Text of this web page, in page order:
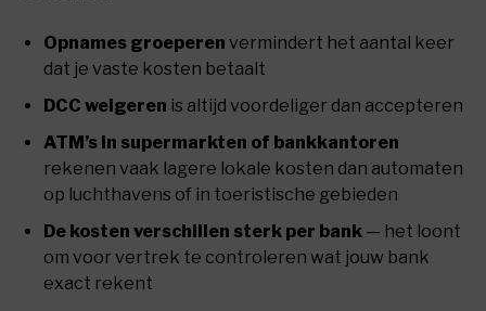
Opnames groeperen vermindert het aantal keer
dat je vaste kosten betaalt
DCC weigeren is altijd voordeliger dan accepteren
ATM’s in supermarkten of bankkantoren
rekenen vaak lagere lokale kosten dan automaten
op luchthavens of in toeristische gebieden
De kosten verschillen sterk per bank — het loont
om voor vertrek te controleren wat jouw bank
exact rekent